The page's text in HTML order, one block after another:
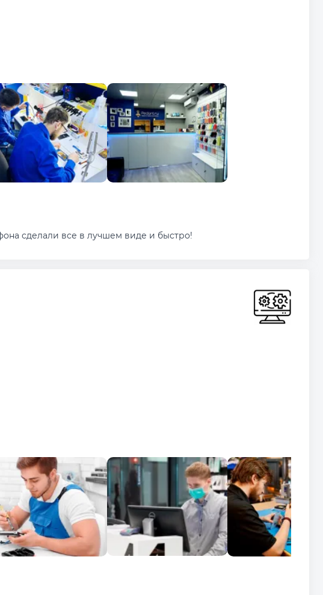
сделали все в лучшем виде и быстро!